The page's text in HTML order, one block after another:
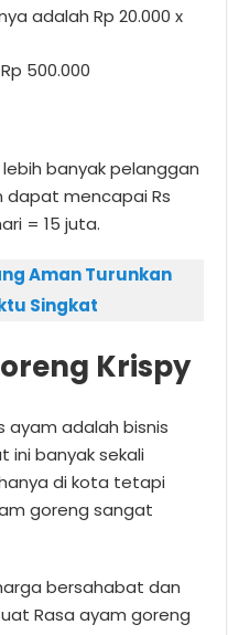
adalah Rp 20.000 x
500.000
banyak pelanggan
dapat mencapai Rs
= 15 juta.
Aman Turunkan
Singkat
Krispy
ayam adalah bisnis
ini banyak sekali
di kota tetapi
goreng sangat
bersahabat dan
Rasa ayam goreng